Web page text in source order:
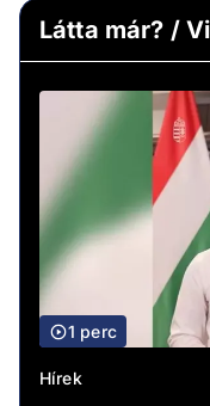
Látta már? /
1 perc
Hírek